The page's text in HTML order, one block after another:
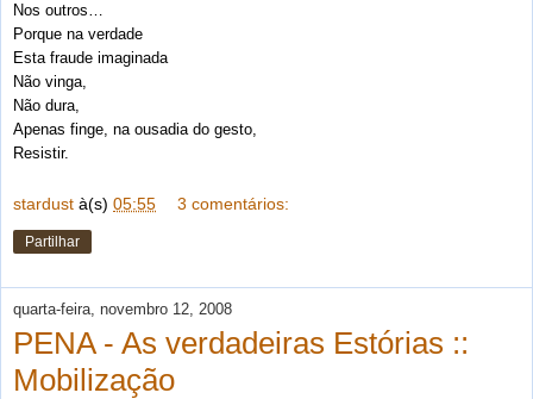
Nos outros…
Porque na verdade
Esta fraude imaginada
Não vinga,
Não dura,
Apenas finge, na ousadia do gesto,
Resistir.
stardust à(s) 05:55 3 comentários:
Partilhar
quarta-feira, novembro 12, 2008
PENA - As verdadeiras Estórias ::
Mobilização